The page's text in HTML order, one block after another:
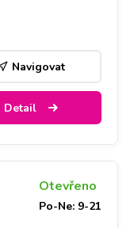
Navigovat
Detail
Otevřeno
Po-Ne: 9-21